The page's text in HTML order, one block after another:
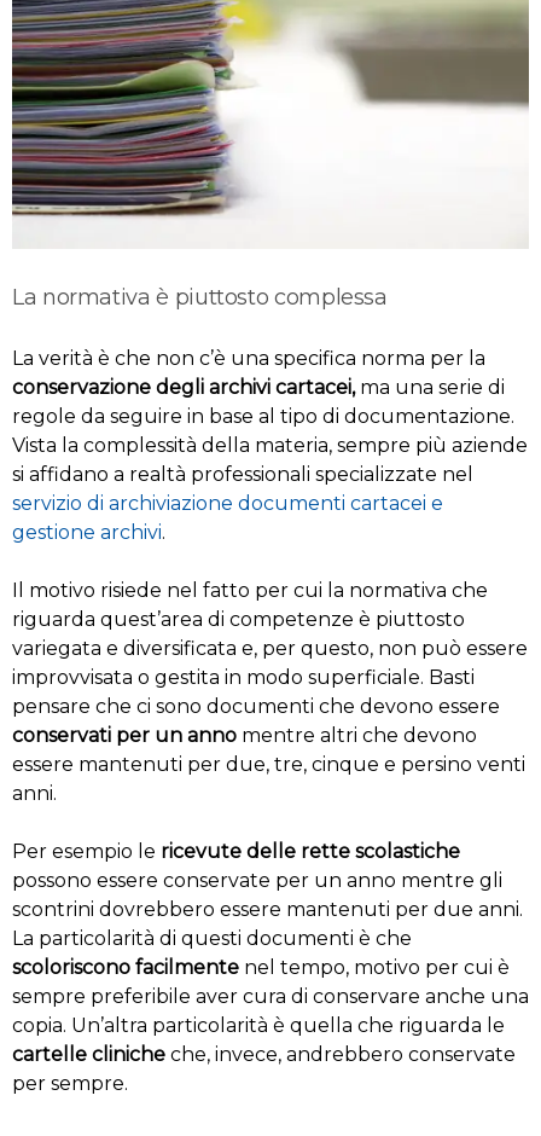
La normativa è piuttosto complessa
La verità è che non c’è una specifica norma per la
conservazione degli archivi cartacei,ma una serie di
regole da seguire in base al tipo di documentazione.
Vista la complessità della materia, sempre più aziende
si affidano a realtà professionali specializzate nel
servizio di archiviazione documenti cartacei e
gestione archivi.
Il motivo risiede nel fatto per cui la normativa che
riguarda quest’area di competenze è piuttosto
variegata e diversificata e, per questo, non può essere
improvvisata o gestita in modo superficiale. Basti
pensare che ci sono documenti che devono essere
conservati per un anno mentre altri che devono
essere mantenuti per due, tre, cinque e persino venti
anni.
Per esempio le ricevute delle rette scolastiche
possono essere conservate per un anno mentre gli
scontrini dovrebbero essere mantenuti per due anni.
La particolarità di questi documenti è che
scoloriscono facilmente nel tempo, motivo per cui è
sempre preferibile aver cura di conservare anche una
copia. Un’altra particolarità è quella che riguarda le
cartelle cliniche che, invece, andrebbero conservate
per sempre.